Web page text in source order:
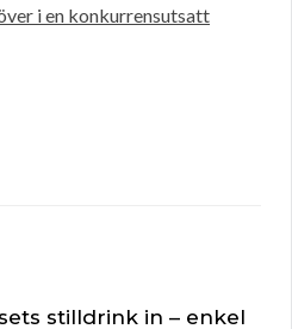
i en konkurrensutsatt
stilldrink in – enkel